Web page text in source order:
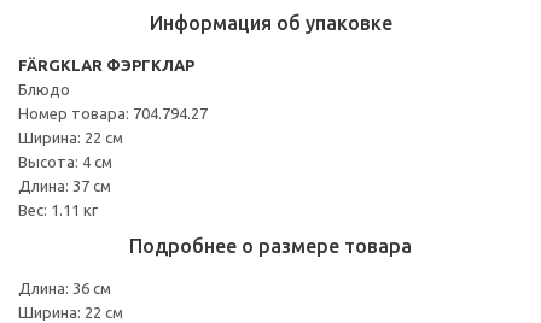
Информация об упаковке
FÄRGKLAR ФЭРГКЛАР
Блюдо
Номер товара: 704.794.27
Ширина: 22 см
Высота: 4 см
Длина: 37 см
Вес: 1.11 кг
Подробнее о размере товара
Длина: 36 см
Ширина: 22 см